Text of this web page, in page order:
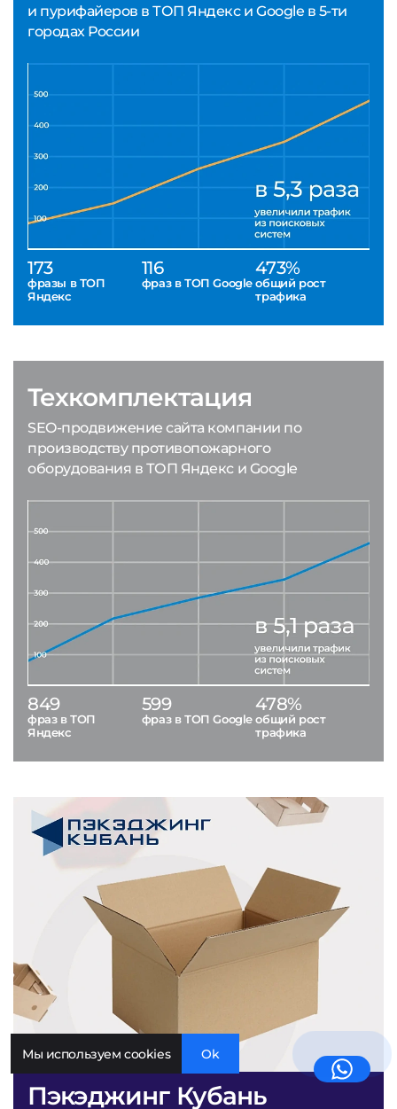
и пурифайеров в ТОП Яндекс и Google в 5-ти
городах России
173
фразы в ТОП
Яндекс
116
фраз в ТОП Google
473%
общий рост
трафика
Пэкэджинг Кубань
Техкомплектация
SEO-продвижение сайта компании по
производству противопожарного
оборудования в ТОП Яндекс и Google
849
фраз в ТОП
Яндекс
599
фраз в ТОП Google
478%
общий рост
трафика
Мы используем cookies Ok